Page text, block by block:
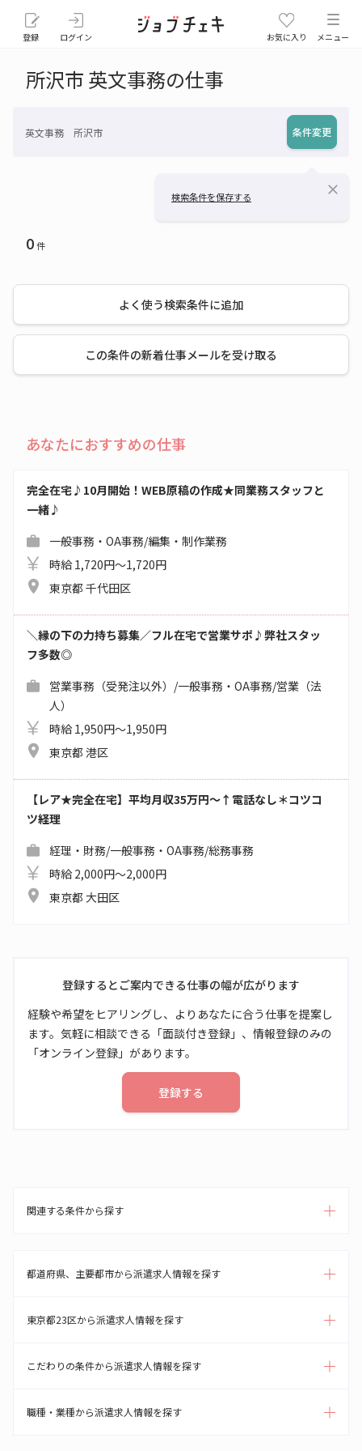
登録 ログイン お気に入り メニュー
所沢市 英文事務の仕事
英文事務 所沢市 条件変更
検索条件を保存する close
0件
よく使う検索条件に追加
この条件の新着仕事メールを受け取る
あなたにおすすめの仕事
完全在宅♪10月開始！WEB原稿の作成★同業務スタッフと
一緒♪
一般事務・OA事務/編集・制作業務
時給 1,720円～1,720円
東京都 千代田区
＼縁の下の力持ち募集／フル在宅で営業サポ♪弊社スタッ
フ多数◎
営業事務（受発注以外）/一般事務・OA事務/営業（法
人）
時給 1,950円～1,950円
東京都 港区
【レア★完全在宅】平均月収35万円～↑電話なし＊コツコ
ツ経理
経理・財務/一般事務・OA事務/総務事務
時給 2,000円～2,000円
東京都 大田区
登録するとご案内できる仕事の幅が広がります
経験や希望をヒアリングし、よりあなたに合う仕事を提案し
ます。気軽に相談できる「面談付き登録」、情報登録のみの
「オンライン登録」があります。
登録する
関連する条件から探す
都道府県、主要都市から派遣求人情報を探す
東京都23区から派遣求人情報を探す
こだわりの条件から派遣求人情報を探す
職種・業種から派遣求人情報を探す